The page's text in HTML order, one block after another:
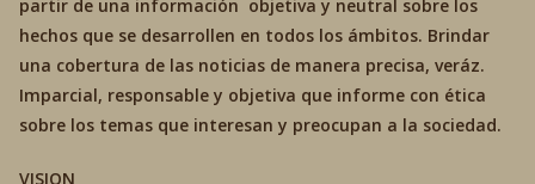
partir de una información objetiva y neutral sobre los
hechos que se desarrollen en todos los ámbitos. Brindar
una cobertura de las noticias de manera precisa, veráz.
Imparcial, responsable y objetiva que informe con ética
sobre los temas que interesan y preocupan a la sociedad.
VISION